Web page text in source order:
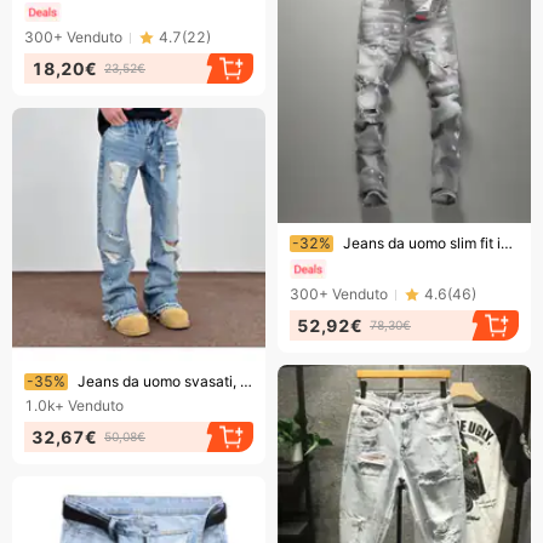
300+ Venduto 4.7(22)
18,20€ 23,52€
Finendo presto!
-32% Jeans da uomo slim fit in denim grigio effetto consumato con toppe - Pantaloni casual alla moda per ragazzi
300+ Venduto 4.6(46)
52,92€ 78,30€
Finendo presto!
-35%
Jeans da uomo svasati, strappati e con nappe decorative - Pantaloni dritti High Street Cleanfit
1.0k+ Venduto
32,67€ 50,08€